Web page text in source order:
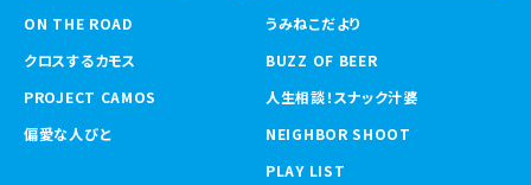
ON THE ROAD
クロスするカモス
PROJECT CAMOS
偏愛な人びと
うみねこだより
BUZZ OF BEER
人生相談！スナック汁婆
NEIGHBOR SHOOT
PLAY LIST